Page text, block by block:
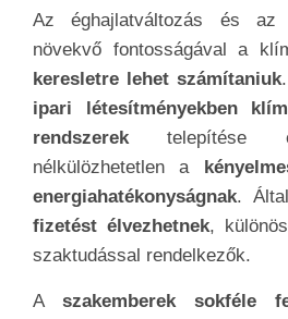
Az éghajlatváltozás és az
növekvő fontosságával a
keresletre lehet számítaniuk
ipari létesítményekben
rendszerektelepítése
nélkülözhetetlen a
energiahatékonyságnak.
fizetést élvezhetnek,
szaktudással rendelkezők.
A szakemberek sokféle